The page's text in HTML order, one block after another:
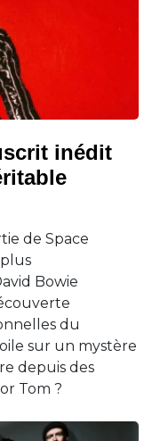
inédit
de Space
Bowie
du
sur un mystère
depuis des
Tom ?